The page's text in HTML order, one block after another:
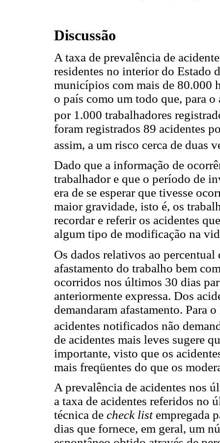
Discussão
A taxa de prevalência de
residentes no interior do Estado
municípios com mais de 80.000
o país como um todo que, para
por 1.000 trabalhadores
foram registrados 89 acidentes
assim, a um risco cerca de duas
Dado que a informação de
trabalhador e que o período de
era de se esperar que tivesse
maior gravidade, isto é, os
recordar e referir os acidentes
algum tipo de modificação na
Os dados relativos ao
afastamento do trabalho bem
ocorridos nos últimos 30 dias
anteriormente expressa. Dos
demandaram afastamento. Para
acidentes notificados não
de acidentes mais leves sugere
importante, visto que os
mais freqüentes do que os
A prevalência de acidentes nos
a taxa de acidentes referidos no
técnica de check listempregada
dias que fornece, em geral, um